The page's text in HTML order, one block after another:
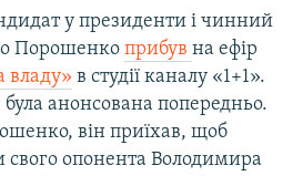
у президенти і чинний
Порошенко прибув на ефір
владу» в студії каналу «1+1».
анонсована попередньо.
він приїхав, щоб
свого опонента Володимира